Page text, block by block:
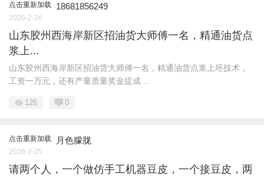
点击重新加载 18681856249
2026-2-26
山东胶州西海岸新区招油货大师傅一名，精通油货点
浆上...
山东胶州西海岸新区招油货大师傅一名，精通油货点浆上坯技术，
工资一万元，还有产量质量奖金提成 ...
126 0
点击重新加载 月色朦胧
2026-2-25
请两个人，一个做仿手工机器豆皮，一个接豆皮，两